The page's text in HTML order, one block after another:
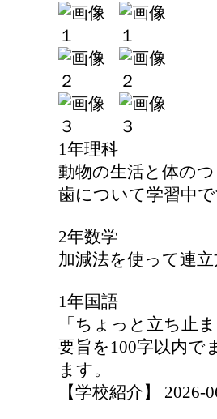
1年理科
動物の生活と体の
歯について学習中
2年数学
加減法を使って連
1年国語
「ちょっと立ち止
要旨を100字以内で
ます。
【学校紹介】 2026-